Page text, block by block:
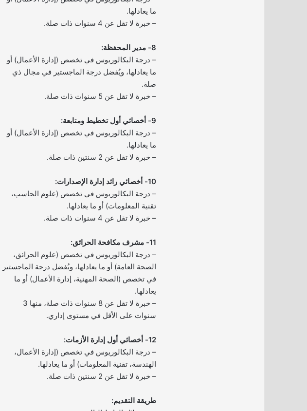
ما يعادلها.
– خبرة لا تقل عن 4 سنوات ذات صلة.
8- مدير المحفظة:
– درجة البكالوريوس في تخصص (إدارة الأعمال) أو
ما يعادلها، ويُفضل درجة الماجستير في مجال ذي
صلة.
– خبرة لا تقل عن 5 سنوات ذات صلة.
9- أخصائي أول تخطيط ومتابعة:
– درجة البكالوريوس في تخصص (إدارة الأعمال) أو
ما يعادلها.
– خبرة لا تقل عن 2 سنتين ذات صلة.
10- أخصائي رائد إدارة الإصدارات:
– درجة البكالوريوس في تخصص (علوم الحاسب،
تقنية المعلومات) أو ما يعادلها.
– خبرة لا تقل عن 4 سنوات ذات صلة.
11- مشرف مكافحة الحرائق:
– درجة البكالوريوس في تخصص (علوم الحرائق،
الصحة العامة) أو ما يعادلها، ويُفضل درجة الماجستير
في تخصص (الصحة المهنية، إدارة الأعمال) أو ما
يعادلها.
– خبرة لا تقل عن 8 سنوات ذات صلة، منها 3
سنوات على الأقل في مستوى إداري.
12- أخصائي أول إدارة الأزمات:
– درجة البكالوريوس في تخصص (إدارة الأعمال،
الهندسة، تقنية المعلومات) أو ما يعادلها.
– خبرة لا تقل عن 2 سنتين ذات صلة.
طريقة التقديم: